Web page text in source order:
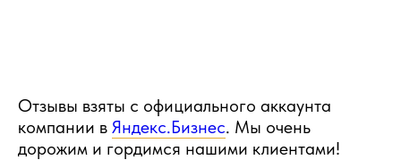
Отзывы взяты с официального аккаунта
компании в Яндекс.Бизнес. Мы очень
дорожим и гордимся нашими клиентами!